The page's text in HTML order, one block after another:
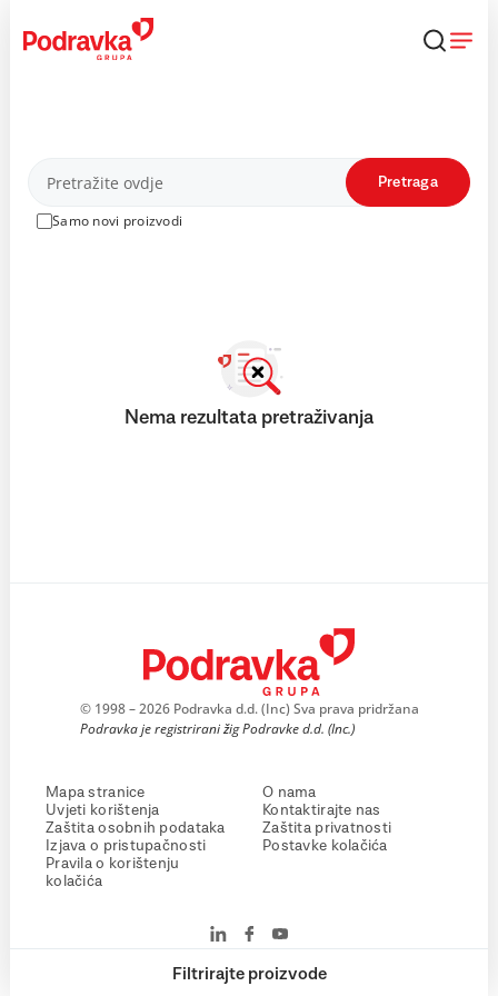
content
Proizvodi
Samo novi proizvodi
Pretraga
Filtrirajte proizvode
Nema rezultata pretraživanja
© 1998 – 2026 Podravka d.d. (Inc) Sva prava pridržana
Podravka je registrirani žig Podravke d.d. (Inc.)
Mapa stranice
Uvjeti korištenja
Zaštita osobnih podataka
Izjava o pristupačnosti
Pravila o korištenju
kolačića
O nama
Kontaktirajte nas
Zaštita privatnosti
Postavke kolačića